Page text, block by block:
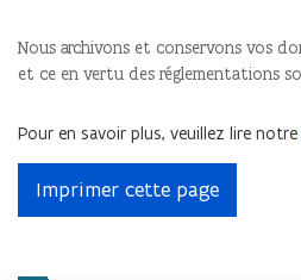
Nous archivons et conservons vos
et ce en vertu des réglementations
Pour en savoir plus, veuillez lire notre
Imprimer cette page